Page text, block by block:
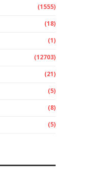
(1555)
(18)
(1)
(12703)
(21)
(5)
(8)
(5)